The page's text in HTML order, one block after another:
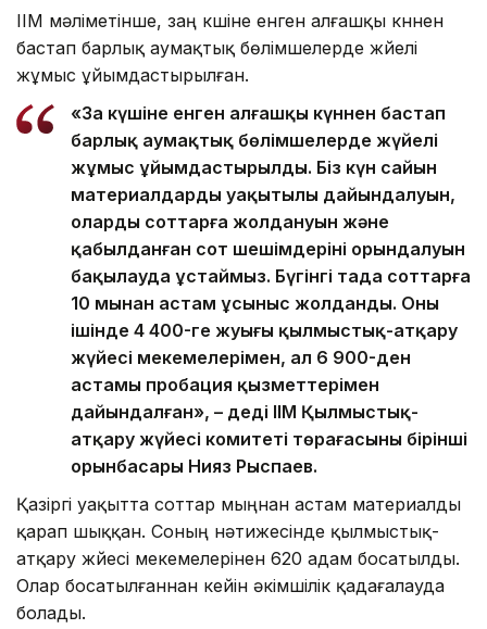
ІІМ мәліметінше, заң күшіне енген алғашқы күннен
бастап барлық аумақтық бөлімшелерде жүйелі
жұмыс ұйымдастырылған.
«Заң күшіне енген алғашқы күннен бастап
барлық аумақтық бөлімшелерде жүйелі
жұмыс ұйымдастырылды. Біз күн сайын
материалдардың уақытылы дайындалуын,
олардың соттарға жолдануын және
қабылданған сот шешімдерінің орындалуын
бақылауда ұстаймыз. Бүгінгі таңда соттарға
10 мыңнан астам ұсыныс жолданды. Оның
ішінде 4 400-ге жуығы қылмыстық-атқару
жүйесі мекемелерімен, ал 6 900-ден
астамы пробация қызметтерімен
дайындалған», – деді ІІМ Қылмыстық-
атқару жүйесі комитеті төрағасының бірінші
орынбасары Нияз Рыспаев.
Қазіргі уақытта соттар мыңнан астам материалды
қарап шыққан. Соның нәтижесінде қылмыстық-
атқару жүйесі мекемелерінен 620 адам босатылды.
Олар босатылғаннан кейін әкімшілік қадағалауда
болады.